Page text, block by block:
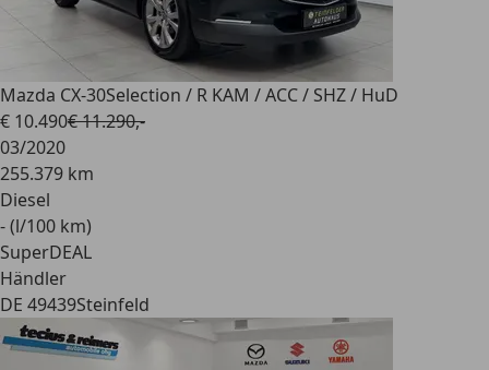
Mazda CX-30Selection / R KAM / ACC / SHZ / HuD
€ 10.490€ 11.290,-
03/2020
255.379 km
Diesel
- (l/100 km)
SuperDEAL
Händler
DE 49439Steinfeld